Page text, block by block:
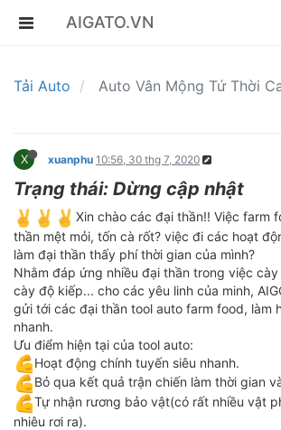
AIGATO.VN
Tải Auto Auto Vân Mộng Tứ Thời
X xuanphu 10:56, 30 thg 7, 2020
Trạng thái: Dừng cập nhật
️Xin chào các đại thần!! Việc farm
thần mệt mỏi, tốn cà rốt? việc đi các hoạt
làm đại thần thấy phí thời gian của mình?
Nhằm đáp ứng nhiều đại thần trong việc
cày độ kiếp... cho các yêu linh của minh,
gửi tới các đại thần tool auto farm food, làm
nhanh.
Ưu điểm hiện tại của tool auto:
Hoạt động chính tuyến siêu nhanh.
Bỏ qua kết quả trận chiến làm thời gian
Tự nhận rương bảo vật(có rất nhiều vật
nhiêu rơi ra).